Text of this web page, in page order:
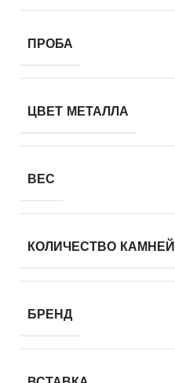
ПРОБА
ЦВЕТ МЕТАЛЛА
ВЕС
КОЛИЧЕСТВО КАМНЕЙ
БРЕНД